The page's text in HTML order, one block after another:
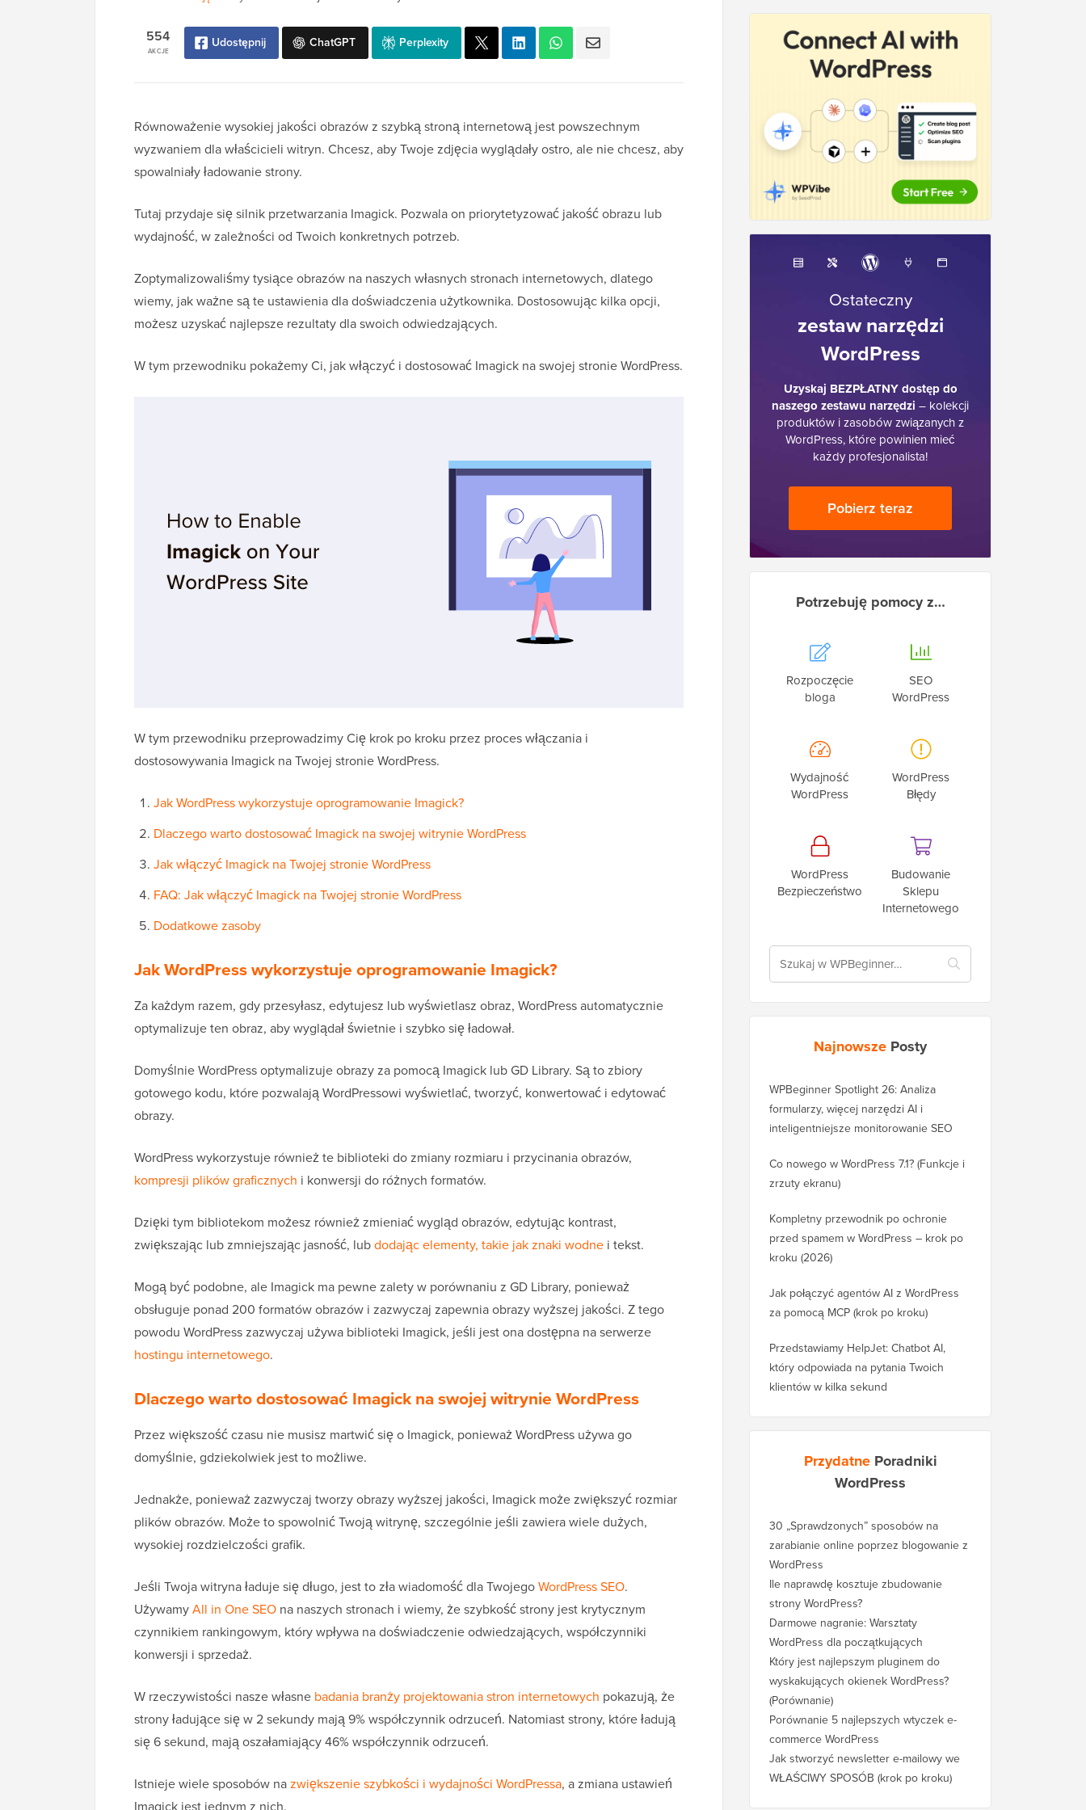
AKCJE
554 Udostępnij ChatGPT Perplexity
Równoważenie wysokiej jakości obrazów z szybką stroną internetową jest powszechnym
wyzwaniem dla właścicieli witryn. Chcesz, aby Twoje zdjęcia wyglądały ostro, ale nie chcesz, aby
spowalniały ładowanie strony.
Tutaj przydaje się silnik przetwarzania Imagick. Pozwala on priorytetyzować jakość obrazu lub
wydajność, w zależności od Twoich konkretnych potrzeb.
Zoptymalizowaliśmy tysiące obrazów na naszych własnych stronach internetowych, dlatego
wiemy, jak ważne są te ustawienia dla doświadczenia użytkownika. Dostosowując kilka opcji,
możesz uzyskać najlepsze rezultaty dla swoich odwiedzających.
W tym przewodniku pokażemy Ci, jak włączyć i dostosować Imagick na swojej stronie WordPress.
W tym przewodniku przeprowadzimy Cię krok po kroku przez proces włączania i
dostosowywania Imagick na Twojej stronie WordPress.
Jak WordPress wykorzystuje oprogramowanie Imagick?
Dlaczego warto dostosować Imagick na swojej witrynie WordPress
Jak włączyć Imagick na Twojej stronie WordPress
FAQ: Jak włączyć Imagick na Twojej stronie WordPress
Dodatkowe zasoby
Jak WordPress wykorzystuje oprogramowanie Imagick?
Za każdym razem, gdy przesyłasz, edytujesz lub wyświetlasz obraz, WordPress automatycznie
optymalizuje ten obraz, aby wyglądał świetnie i szybko się ładował.
Domyślnie WordPress optymalizuje obrazy za pomocą Imagick lub GD Library. Są to zbiory
gotowego kodu, które pozwalają WordPressowi wyświetlać, tworzyć, konwertować i edytować
obrazy.
WordPress wykorzystuje również te biblioteki do zmiany rozmiaru i przycinania obrazów,
kompresji plików graficznych i konwersji do różnych formatów.
Dzięki tym bibliotekom możesz również zmieniać wygląd obrazów, edytując kontrast,
zwiększając lub zmniejszając jasność, lubdodając elementy, takie jak znaki wodne i tekst.
Mogą być podobne, ale Imagick ma pewne zalety w porównaniu z GD Library, ponieważ
obsługuje ponad 200 formatów obrazów i zazwyczaj zapewnia obrazy wyższej jakości. Z tego
powodu WordPress zazwyczaj używa biblioteki Imagick, jeśli jest ona dostępna na serwerze
hostingu internetowego.
Dlaczego warto dostosować Imagick na swojej witrynie WordPress
Przez większość czasu nie musisz martwić się o Imagick, ponieważ WordPress używa go
domyślnie, gdziekolwiek jest to możliwe.
Jednakże, ponieważ zazwyczaj tworzy obrazy wyższej jakości, Imagick może zwiększyć rozmiar
plików obrazów. Może to spowolnić Twoją witrynę, szczególnie jeśli zawiera wiele dużych,
wysokiej rozdzielczości grafik.
Jeśli Twoja witryna ładuje się długo, jest to zła wiadomość dla TwojegoWordPress SEO.
UżywamyAll in One SEO na naszych stronach i wiemy, że szybkość strony jest krytycznym
czynnikiem rankingowym, który wpływa na doświadczenie odwiedzających, współczynniki
konwersji i sprzedaż.
W rzeczywistości nasze własne badania branży projektowania stron internetowych pokazują, że
strony ładujące się w 2 sekundy mają 9% współczynnik odrzuceń. Natomiast strony, które ładują
się 6 sekund, mają oszałamiający 46% współczynnik odrzuceń.
Istnieje wiele sposobów nazwiększenie szybkości i wydajności WordPressa, a zmiana ustawień
Ostateczny
zestaw narzędzi
WordPress
Uzyskaj BEZPŁATNY dostęp do
naszego zestawu narzędzi – kolekcji
produktów i zasobów związanych z
WordPress, które powinien mieć
każdy profesjonalista!
Pobierz teraz
Potrzebuję pomocy z…
Rozpoczęcie
bloga
SEO
WordPress
Wydajność
WordPress
WordPress
Błędy
WordPress
Bezpieczeństwo
Budowanie
Sklepu
Internetowego
Najnowsze Posty
WPBeginner Spotlight 26: Analiza
formularzy, więcej narzędzi AI i
inteligentniejsze monitorowanie SEO
Co nowego w WordPress 7.1? (Funkcje i
zrzuty ekranu)
Kompletny przewodnik po ochronie
przed spamem w WordPress – krok po
kroku (2026)
Jak połączyć agentów AI z WordPress
za pomocą MCP (krok po kroku)
Przedstawiamy HelpJet: Chatbot AI,
który odpowiada na pytania Twoich
klientów w kilka sekund
Przydatne Poradniki
WordPress
30 „Sprawdzonych” sposobów na
zarabianie online poprzez blogowanie z
WordPress
Ile naprawdę kosztuje zbudowanie
strony WordPress?
Darmowe nagranie: Warsztaty
WordPress dla początkujących
Który jest najlepszym pluginem do
wyskakujących okienek WordPress?
(Porównanie)
Porównanie 5 najlepszych wtyczek e-
commerce WordPress
Jak stworzyć newsletter e-mailowy we
WŁAŚCIWY SPOSÓB (krok po kroku)